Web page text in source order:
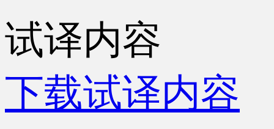
试译内容
下载试译内容